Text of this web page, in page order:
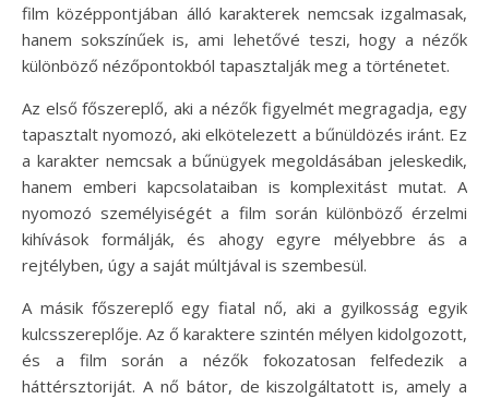
film középpontjában álló karakterek nemcsak izgalmasak,
hanem sokszínűek is, ami lehetővé teszi, hogy a nézők
különböző nézőpontokból tapasztalják meg a történetet.
Az első főszereplő, aki a nézők figyelmét megragadja, egy
tapasztalt nyomozó, aki elkötelezett a bűnüldözés iránt. Ez
a karakter nemcsak a bűnügyek megoldásában jeleskedik,
hanem emberi kapcsolataiban is komplexitást mutat. A
nyomozó személyiségét a film során különböző érzelmi
kihívások formálják, és ahogy egyre mélyebbre ás a
rejtélyben, úgy a saját múltjával is szembesül.
A másik főszereplő egy fiatal nő, aki a gyilkosság egyik
kulcsszereplője. Az ő karaktere szintén mélyen kidolgozott,
és a film során a nézők fokozatosan felfedezik a
háttérsztoriját. A nő bátor, de kiszolgáltatott is, amely a